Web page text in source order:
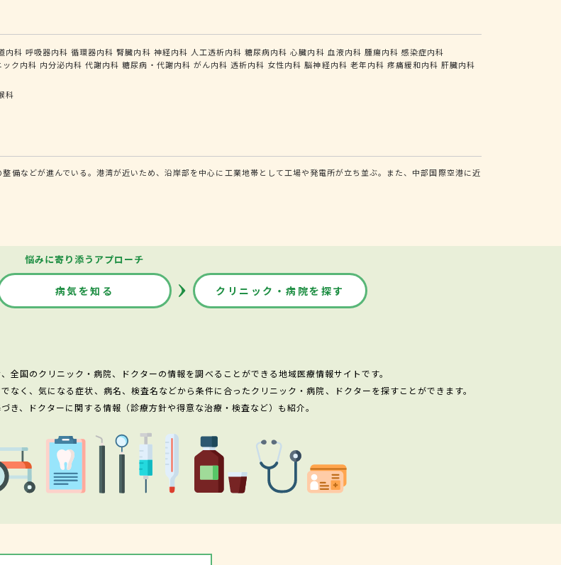
内科 呼吸器内科 循環器内科 腎臓内科 神経内科 人工透析内科 糖尿病内科 心臓内科 血液内科 腫瘍内科 感染症内科
ク内科 内分泌内科 代謝内科 糖尿病・代謝内科 がん内科 透析内科 女性内科 脳神経内科 老年内科 疼痛緩和内科 肝臓内科
科
備などが進んでいる。港湾が近いため、沿岸部を中心に工業地帯として工場や発電所が立ち並ぶ。また、中部国際空港に近
悩みに寄り添うアプローチ
病気を知る クリニック・病院を探す
全国のクリニック・病院、ドクターの情報を調べることができる地域医療情報サイトです。
く、気になる症状、病名、検査名などから条件に合ったクリニック・病院、ドクターを探すことができます。
き、ドクターに関する情報（診療方針や得意な治療・検査など）も紹介。